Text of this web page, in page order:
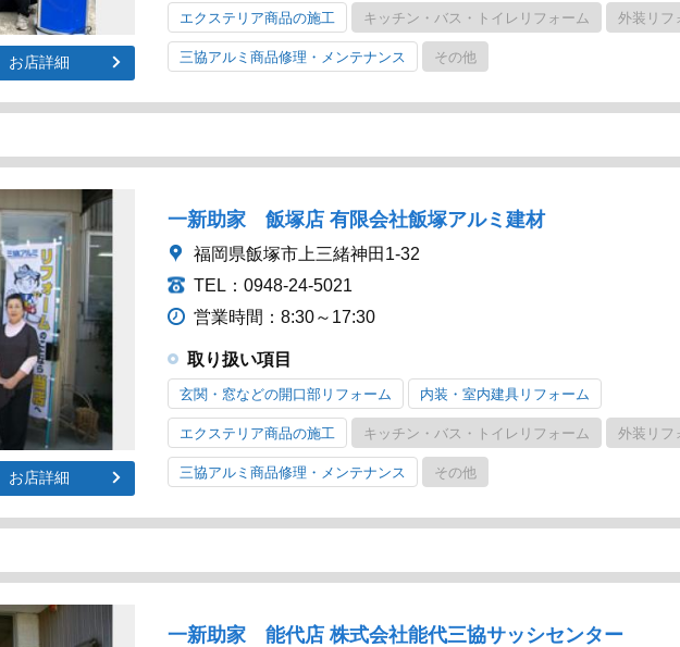
お店詳細
エクステリア商品の施工 キッチン・バス・トイレリフォーム 外装リフ
三協アルミ商品修理・メンテナンス その他
お店詳細
一新助家 飯塚店 有限会社飯塚アルミ建材
福岡県飯塚市上三緒神田1-32
TEL：0948-24-5021
営業時間：8:30～17:30
取り扱い項目
玄関・窓などの開口部リフォーム 内装・室内建具リフォーム
エクステリア商品の施工 キッチン・バス・トイレリフォーム 外装リフ
三協アルミ商品修理・メンテナンス その他
一新助家 能代店 株式会社能代三協サッシセンター